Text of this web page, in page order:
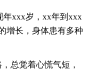
xxx岁，xx年到xxx
增长，身体患有多种
总觉着心慌气短，